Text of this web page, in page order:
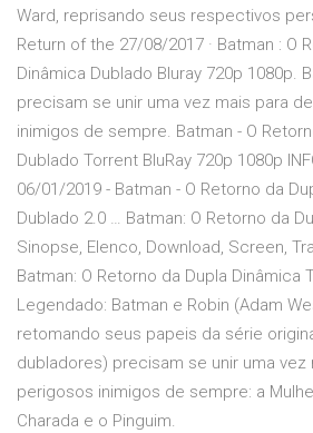
Ward, reprisando seus respectivos
Return of the 27/08/2017 · Batman : O
Dinâmica Dublado Bluray 720p 1080p.
precisam se unir uma vez mais para
inimigos de sempre. Batman - O
Dublado Torrent BluRay 720p 1080p
06/01/2019 - Batman - O Retorno da
Dublado 2.0 … Batman: O Retorno da
Sinopse, Elenco, Download, Screen,
Batman: O Retorno da Dupla Dinâmica
Legendado: Batman e Robin (Adam
retomando seus papeis da série
dubladores) precisam se unir uma
perigosos inimigos de sempre: a
Charada e o Pinguim.